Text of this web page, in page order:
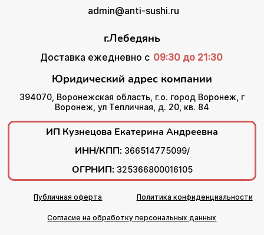
admin@anti-sushi.ru
г.Лебедянь
Доставка ежедневно с 09:30 до 21:30
Юридический адрес компании
394070, Воронежская область, г.о. город Воронеж, г
Воронеж, ул Тепличная, д. 20, кв. 84
ИП Кузнецова Екатерина Андреевна
ИНН/КПП: 366514775099/
ОГРНИП: 325366800016105
Публичная оферта Политика конфиденциальности
Согласие на обработку персональных данных